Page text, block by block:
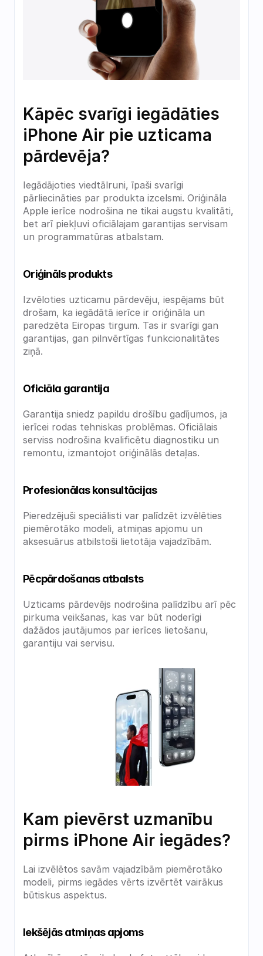
Kāpēc svarīgi iegādāties
iPhone Air pie uzticama
pārdevēja?
Iegādājoties viedtālruni, īpaši svarīgi
pārliecināties par produkta izcelsmi. Oriģināla
Apple ierīce nodrošina ne tikai augstu kvalitāti,
bet arī piekļuvi oficiālajam garantijas servisam
un programmatūras atbalstam.
Oriģināls produkts
Izvēloties uzticamu pārdevēju, iespējams būt
drošam, ka iegādātā ierīce ir oriģināla un
paredzēta Eiropas tirgum. Tas ir svarīgi gan
garantijas, gan pilnvērtīgas funkcionalitātes
ziņā.
Oficiāla garantija
Garantija sniedz papildu drošību gadījumos, ja
ierīcei rodas tehniskas problēmas. Oficiālais
serviss nodrošina kvalificētu diagnostiku un
remontu, izmantojot oriģinālās detaļas.
Profesionālas konsultācijas
Pieredzējuši speciālisti var palīdzēt izvēlēties
piemērotāko modeli, atmiņas apjomu un
aksesuārus atbilstoši lietotāja vajadzībām.
Pēcpārdošanas atbalsts
Uzticams pārdevējs nodrošina palīdzību arī pēc
pirkuma veikšanas, kas var būt noderīgi
dažādos jautājumos par ierīces lietošanu,
garantiju vai servisu.
Kam pievērst uzmanību
pirms iPhone Air iegādes?
Lai izvēlētos savām vajadzībām piemērotāko
modeli, pirms iegādes vērts izvērtēt vairākus
būtiskus aspektus.
Iekšējās atmiņas apjoms